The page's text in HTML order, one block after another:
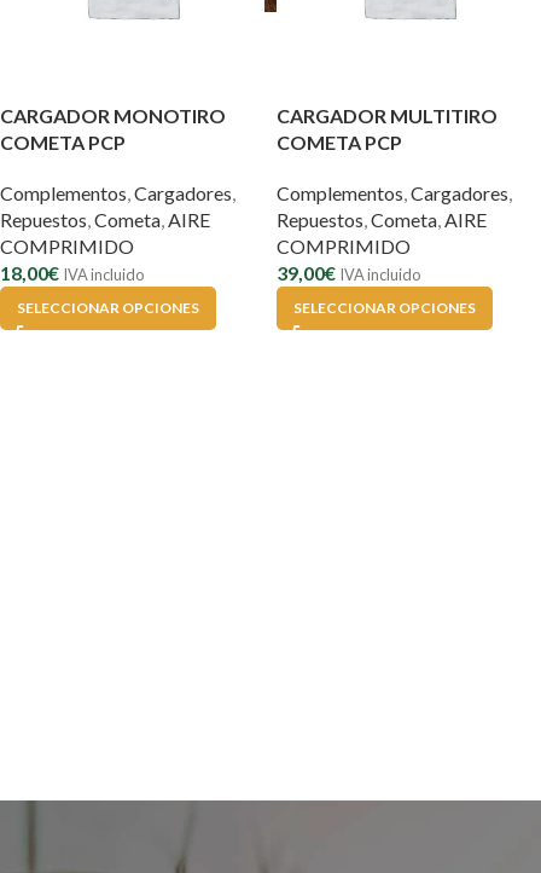
CARGADOR MONOTIRO
COMETA PCP
Complementos,Cargadores,
Repuestos,Cometa,AIRE
COMPRIMIDO
18,00€ IVA incluido
SELECCIONAR OPCIONES
CARGADOR MULTITIRO
COMETA PCP
Complementos,Cargadores,
Repuestos,Cometa,AIRE
COMPRIMIDO
39,00€ IVA incluido
SELECCIONAR OPCIONES